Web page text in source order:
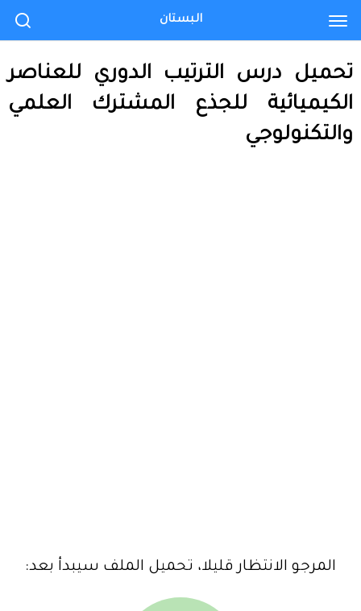
تحميل درس الترتيب الدوري للعناصر
الكيميائية للجذع المشترك العلمي
والتكنولوجي
المرجو الانتظار قليلا، تحميل الملف سيبدأ بعد:
البستان